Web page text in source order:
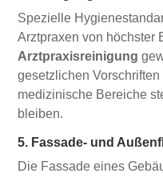
Spezielle
Arztpraxen von höchster
Arztpraxisreinigung
gesetzlichen
medizinische Bereiche
bleiben.
5. Fassade- und
Die Fassade eines